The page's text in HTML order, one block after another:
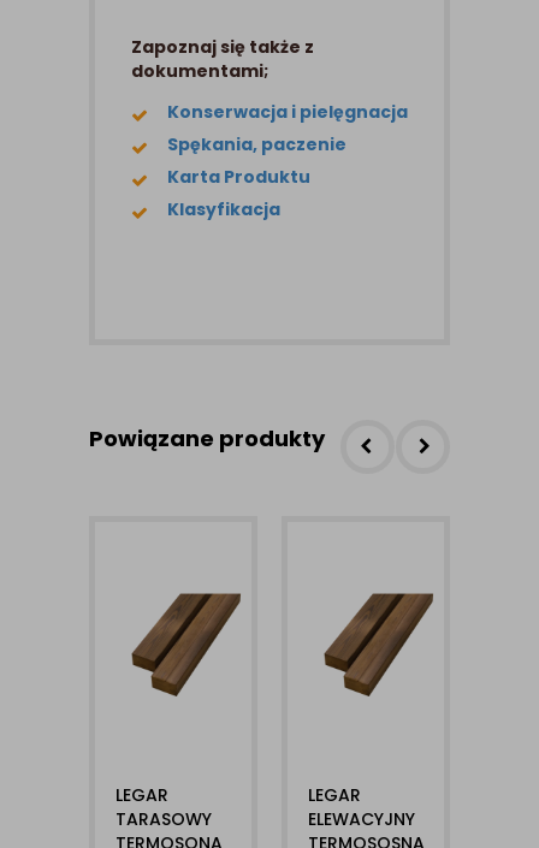
Zapoznaj się także z
dokumentami;
Konserwacja i pielęgnacja
Spękania, paczenie
Karta Produktu
Klasyfikacja
Powiązane produkty
LEGAR
TARASOWY
LEGAR
ELEWACYJNY